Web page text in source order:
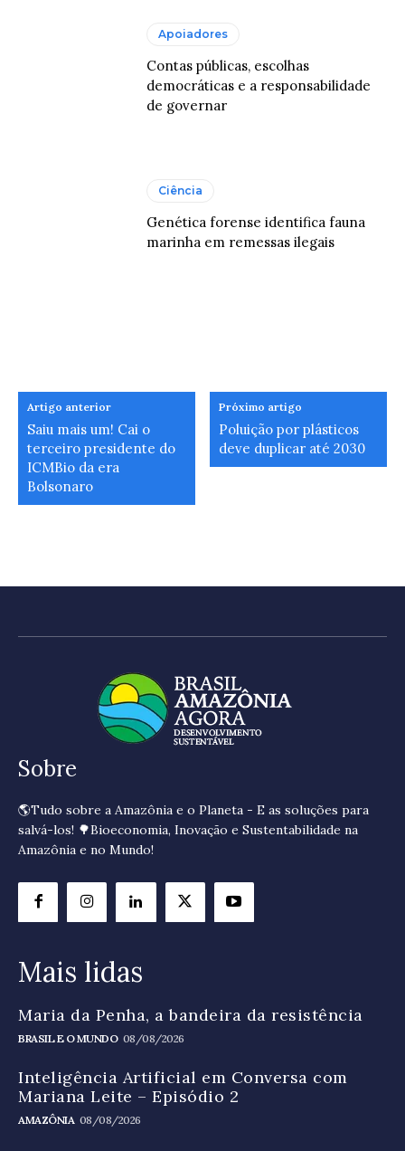
Apoiadores
Contas públicas, escolhas
democráticas e a responsabilidade
de governar
Ciência
Genética forense identifica fauna
marinha em remessas ilegais
Artigo anterior
Saiu mais um! Cai o
terceiro presidente do
ICMBio da era
Bolsonaro
Próximo artigo
Poluição por plásticos
deve duplicar até 2030
Sobre
🌎Tudo sobre a Amazônia e o Planeta - E as soluções para
salvá-los! 🌳Bioeconomia, Inovação e Sustentabilidade na
Amazônia e no Mundo!
Mais lidas
Maria da Penha, a bandeira da resistência
BRASIL E O MUNDO 08/08/2026
Inteligência Artificial em Conversa com
Mariana Leite – Episódio 2
AMAZÔNIA 08/08/2026